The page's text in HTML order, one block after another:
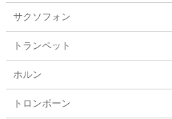
サクソフォン
トランペット
ホルン
トロンボーン